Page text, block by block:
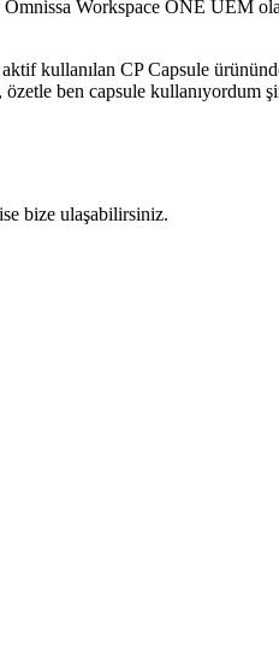
Workspace ONE UEM
kullanılan CP Capsule
ben capsule kullanıyordum
bize ulaşabilirsiniz.